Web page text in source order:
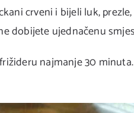
crveni i bijeli luk,
dobijete ujednačenu
najmanje 30